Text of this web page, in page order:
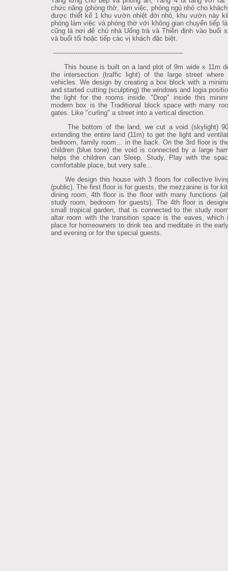
chức năng (phòng thờ, làm việc, phòng ngủ nhỏ cho
được thiết kế 1 khu vườn nhiệt đới nhỏ, khu vườn này
phòng làm việc và phòng thờ với không gian chuyển tiếp
cũng là nơi để chủ nhà Uống trà và Thiền định vào buổi
và buổi tối hoặc tiếp các vị khách đặc biệt.
----------------------------------------------------------------
This house is built on a land plot of 9m wide x 11m
the intersection (traffic light) of the large street where
vehicles. We design by creating a box block with a
and started cutting (sculpting) the windows and logia
the light for the rooms inside. "Drop" inside this
modern box is the Traditional block space with many
gates. Like "curling" a street into a vertical direction.
The bottom of the land, we cut a void (skylight)
extending the entire land (11m) to get the light and
bedroom, family room… in the back. On the 3rd floor is
children (blue tone) the void is connected by a large
helps the children can Sleep, Study, Play with the
comfortable place, but very safe...
We design this house with 3 floors for collective
(public). The first floor is for guests, the mezzanine is for
dining room, 4th floor is the floor with many functions
study room, bedroom for guests). The 4th floor is
small tropical garden, that is connected to the study
altar room with the transition space is the eaves, which
place for homeowners to drink tea and meditate in the
and evening or for the special guests.